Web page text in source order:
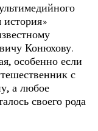
Конюхову.
особенно если
с
а любое
своего рода